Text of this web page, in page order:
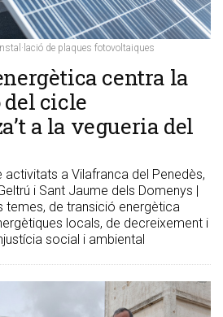
de plaques fotovoltaiques
centra la
cicle
a la vegueria del
activitats a Vilafranca del Penedès,
i Sant Jaume dels Domenys |
temes, de transició energètica
locals, de decreixement i
social i ambiental